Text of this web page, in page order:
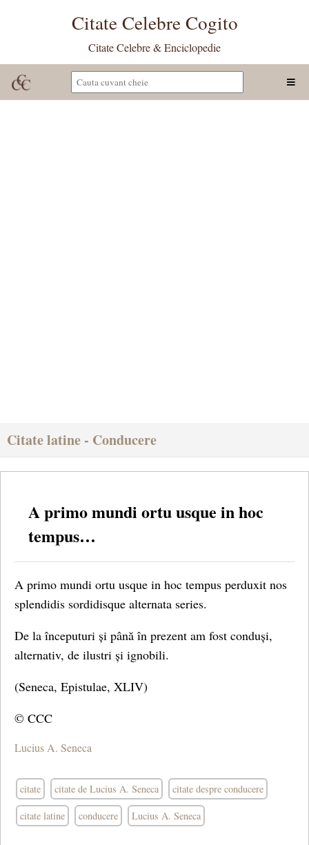
Citate Celebre Cogito
Citate Celebre & Enciclopedie
Citate latine - Conducere
A primo mundi ortu usque in hoc
tempus…
A primo mundi ortu usque in hoc tempus perduxit nos
splendidis sordidisque alternata series.
De la începuturi și până în prezent am fost conduși,
alternativ, de ilustri și ignobili.
(Seneca, Epistulae, XLIV)
© CCC
Lucius A. Seneca
citate citate de Lucius A. Seneca citate despre conducere
citate latine conducere Lucius A. Seneca